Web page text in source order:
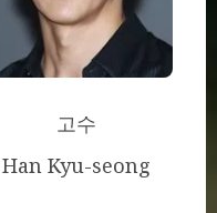
고수
Han Kyu-seong